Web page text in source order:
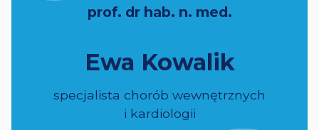
prof. dr hab. n. med.
Ewa Kowalik
specjalista chorób wewnętrznych
i kardiologii